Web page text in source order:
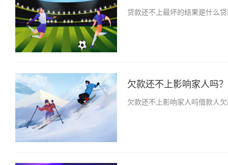
贷款还不上最坏的结果是什么
欠款还不上影响家人吗
欠款还不上影响家人吗借款人